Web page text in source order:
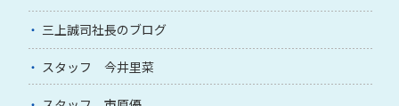
三上誠司社長のブログ
スタッフ 今井里菜